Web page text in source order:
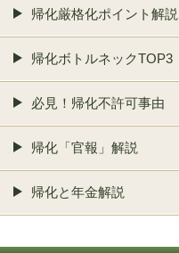
帰化厳格化ポイント解説
帰化ボトルネックTOP3
必見！帰化不許可事由
帰化「官報」解説
帰化と年金解説